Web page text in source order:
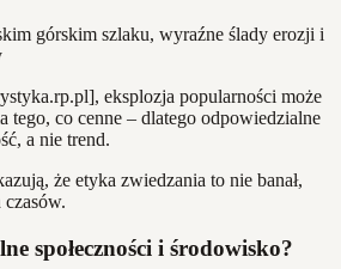
eksplozja popularności może
tego, co cenne – dlatego odpowiedzialne
a nie trend.
że etyka zwiedzania to nie banał,
społeczności i środowisko?